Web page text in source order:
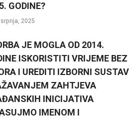
GODINE?
2025
JE MOGLA OD 2014.
ISKORISTITI VRIJEME BEZ
I UREDITI IZBORNI SUSTAV
ZAHTJEVA
INICIJATIVA
IMENOM I